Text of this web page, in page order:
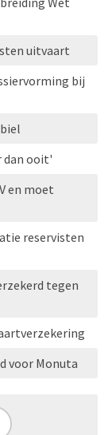
uitvaart
bij
dan ooit'
en moet
reservisten
tegen
voor Monuta